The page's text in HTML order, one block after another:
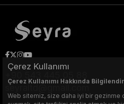
seyraltd@gmail.com
Çerez Kullanımı
Çerez Kullanımı Hakkında
Web sitemiz, size daha iyi bir gezinme